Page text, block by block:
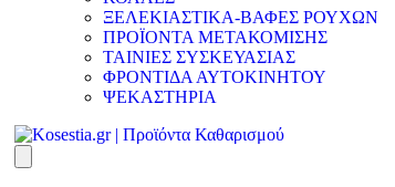
ΞΕΛΕΚΙΑΣΤΙΚΑ-ΒΑΦΕΣ ΡΟΥΧΩΝ
ΠΡΟΪΟΝΤΑ ΜΕΤΑΚΟΜΙΣΗΣ
ΤΑΙΝΙΕΣ ΣΥΣΚΕΥΑΣΙΑΣ
ΦΡΟΝΤΙΔΑ ΑΥΤΟΚΙΝΗΤΟΥ
ΨΕΚΑΣΤΗΡΙΑ